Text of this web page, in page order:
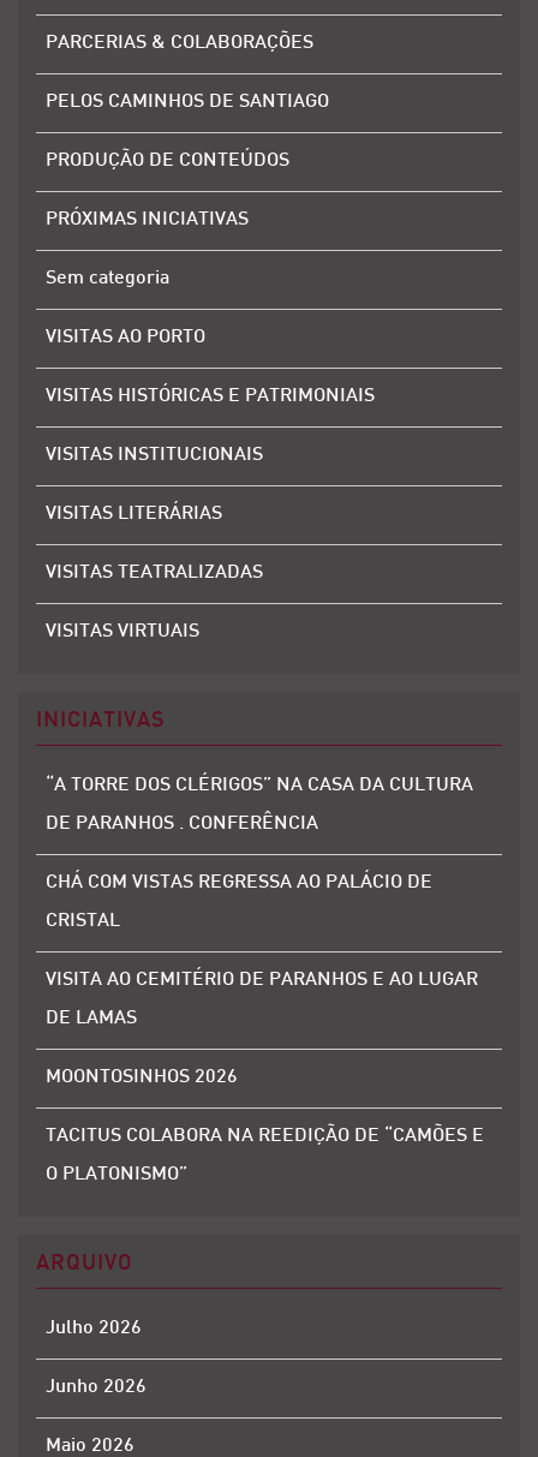
PARCERIAS & COLABORAÇÕES
PELOS CAMINHOS DE SANTIAGO
PRODUÇÃO DE CONTEÚDOS
PRÓXIMAS INICIATIVAS
Sem categoria
VISITAS AO PORTO
VISITAS HISTÓRICAS E PATRIMONIAIS
VISITAS INSTITUCIONAIS
VISITAS LITERÁRIAS
VISITAS TEATRALIZADAS
VISITAS VIRTUAIS
INICIATIVAS
“A TORRE DOS CLÉRIGOS” NA CASA DA CULTURA
DE PARANHOS . CONFERÊNCIA
CHÁ COM VISTAS REGRESSA AO PALÁCIO DE
CRISTAL
VISITA AO CEMITÉRIO DE PARANHOS E AO LUGAR
DE LAMAS
MOONTOSINHOS 2026
TACITUS COLABORA NA REEDIÇÃO DE “CAMÕES E
O PLATONISMO”
ARQUIVO
Julho 2026
Junho 2026
Maio 2026